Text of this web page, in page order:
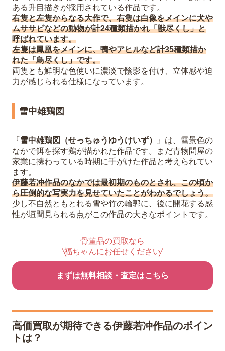
ある升目描きが採用されている作品です。
右隻と左隻からなる大作で、右隻は白像をメインに犬や
ムササビなどの動物が計24種類描かれ「獣尽くし」と
呼ばれています。
左隻は鳳凰をメインに、鴨やアヒルなど計35種類描か
れた「鳥尽くし」です。
両隻とも鮮明な色使いに濃淡で陰影を付け、立体感や迫
力が感じられる仕様になっています。
雪中雄鶏図
『雪中雄鶏図（せっちゅうゆうけいず）
』は、雪景色の
なかで餌を探す鶏が描かれた作品です。まだ青物問屋の
家業に携わっている時期に手がけた作品と考えられてい
ます。
伊藤若冲作品のなかでは最初期のものとされ、この頃か
ら圧倒的な写実力を見せていたことがわかるでしょう。
少し不自然ともとれる雪や竹の輪郭に、後に開花する感
性が垣間見られる点がこの作品の大きなポイントです。
骨董品の買取なら
福ちゃんにお任せください
まずは無料相談・査定はこちら
高価買取が期待できる伊藤若冲作品のポイン
トは？